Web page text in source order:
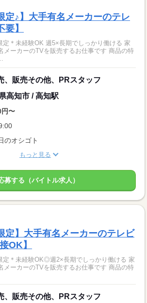
定♪】大手有名メーカーのテレ
】
＊未経験OK 週5×長期でしっかり働ける 家
メーカーのTVを販売するお仕事です 商品の特
、販売その他、PRスタッフ
高知市 / 高知駅
円〜
のオシゴト
もっと見る
募する（バイトル求人）
定】大手有名メーカーのテレビ
OK】
＊未経験OK◎週2×長期でしっかり働ける 家
メーカーのTVを販売するお仕事です 商品の特
、販売その他、PRスタッフ